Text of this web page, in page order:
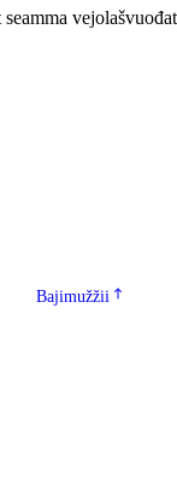
Bajimužžii